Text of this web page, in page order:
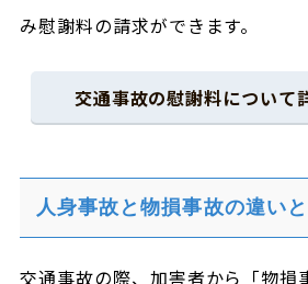
み慰謝料の請求ができます。
交通事故の慰謝料について
人身事故と物損事故の違い
交通事故の際、加害者から「物損